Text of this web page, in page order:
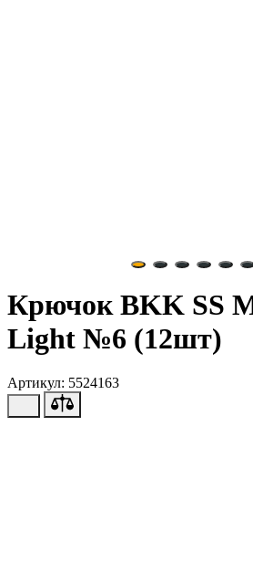
Крючок BKK SS
Light №6 (12шт)
Артикул: 5524163